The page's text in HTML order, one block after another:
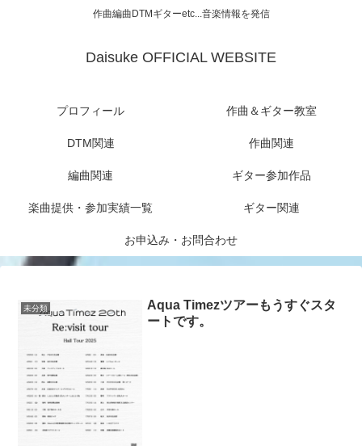
作曲編曲DTMギターetc...音楽情報を発信
Daisuke OFFICIAL WEBSITE
プロフィール 作曲＆ギター教室
DTM関連 作曲関連
編曲関連 ギター参加作品
楽曲提供・参加実績一覧 ギター関連
お申込み・お問合わせ
未分類
Aqua Timezツアーもうすぐスタ
ートです。